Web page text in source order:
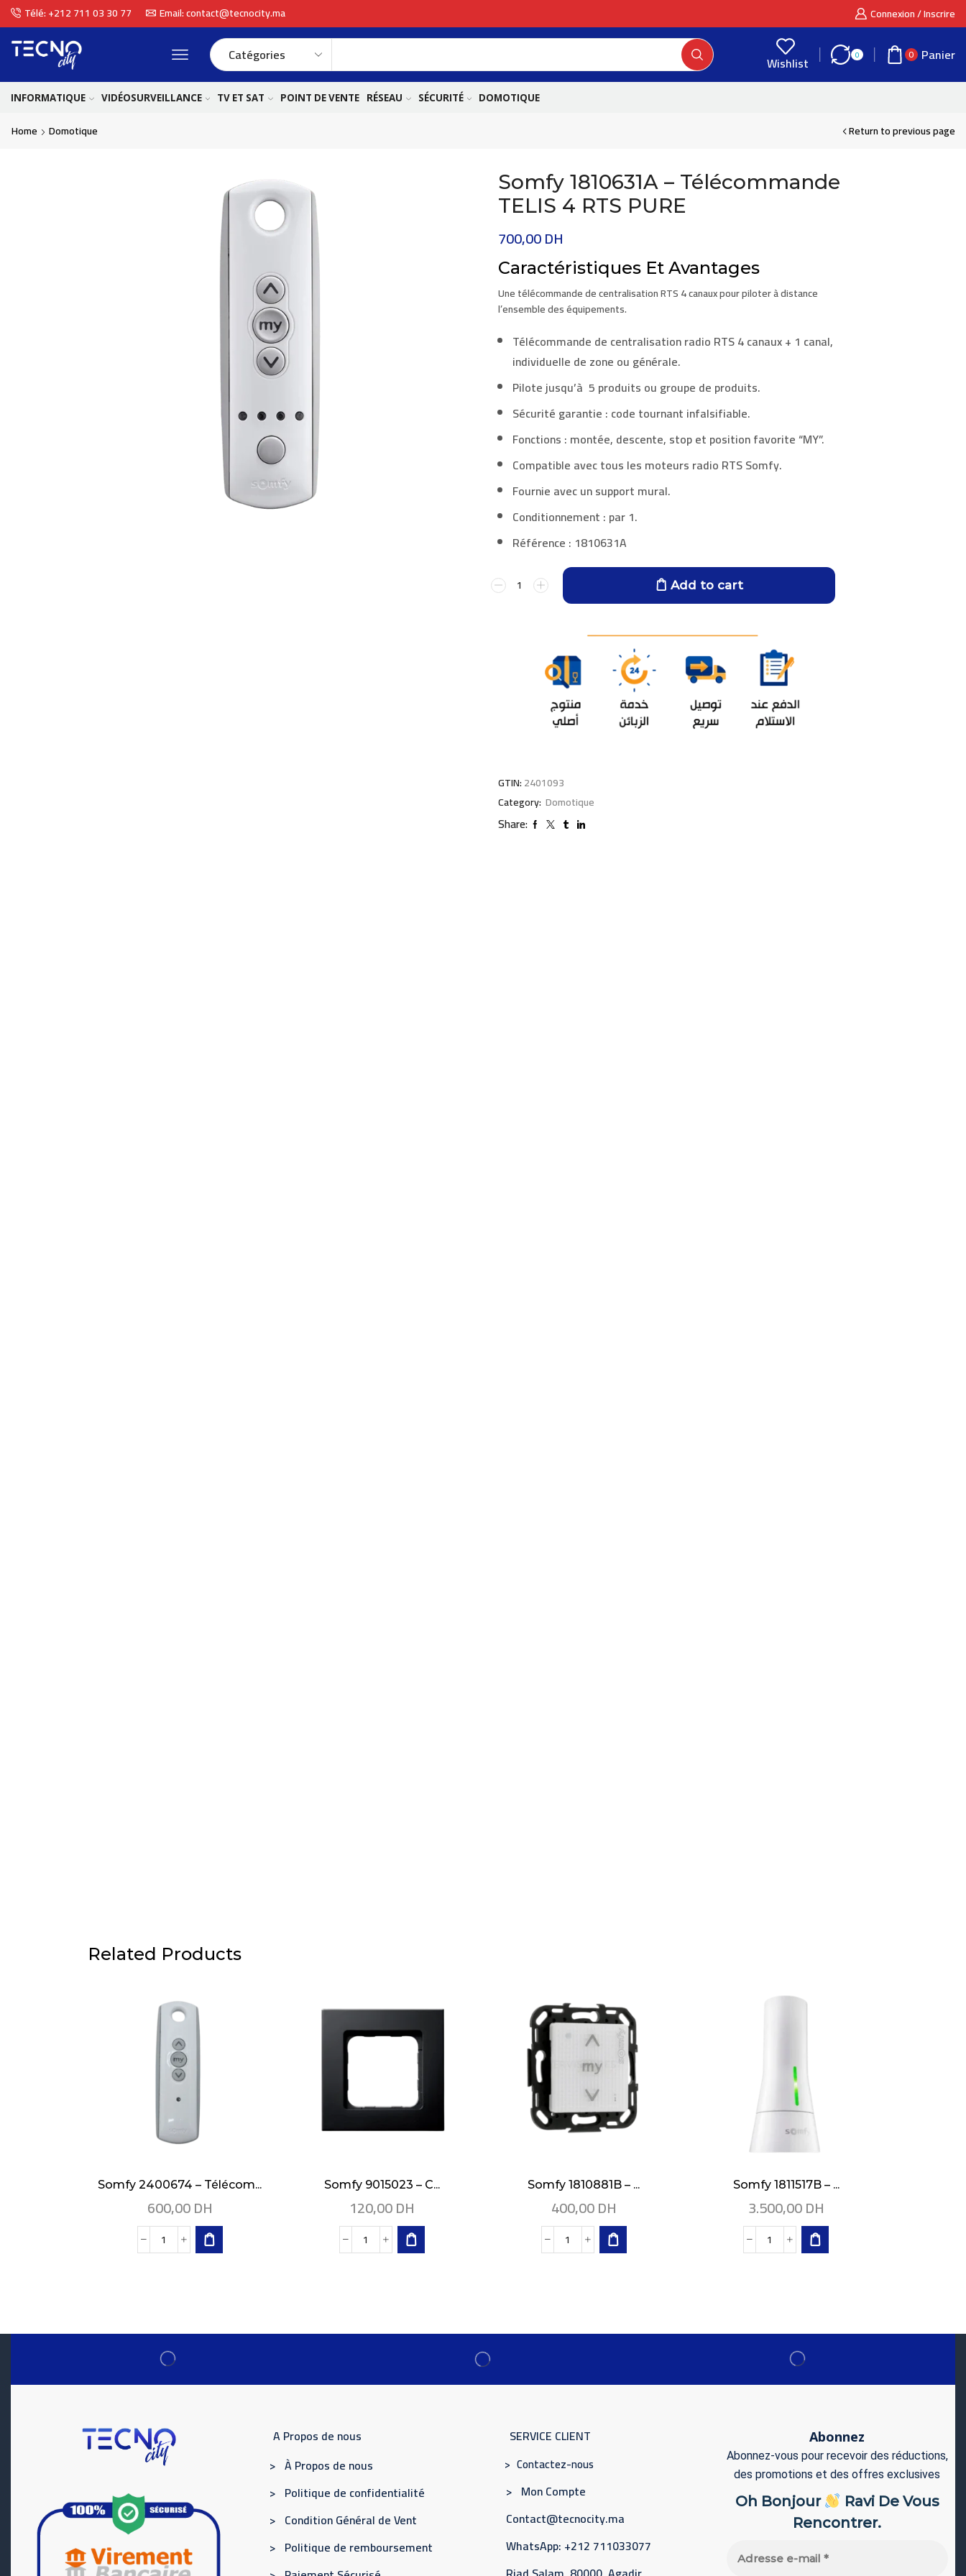
Télé: +212 711 03 30 77 Email: contact@tecnocity.ma Connexion / Inscrire
Wishlist 0 0 Panier
INFORMATIQUE VIDÉOSURVEILLANCE TV ET SAT POINT DE VENTE RÉSEAU SÉCURITÉ DOMOTIQUE
Home Domotique Return to previous page
Somfy 1810631A – Télécommande
TELIS 4 RTS PURE
700,00DH
Caractéristiques Et Avantages
Une télécommande de centralisation RTS 4 canaux pour piloter à distance
l’ensemble des équipements.
Télécommande de centralisation radio RTS 4 canaux + 1 canal,
individuelle de zone ou générale.
Pilote jusqu’à 5 produits ou groupe de produits.
Sécurité garantie : code tournant infalsifiable.
Fonctions : montée, descente, stop et position favorite “MY”.
Compatible avec tous les moteurs radio RTS Somfy.
Fournie avec un support mural.
Conditionnement : par 1.
Référence : 1810631A
Add to cart
GTIN:2401093
Category: Domotique
Share:
Related Products
Somfy 2400674 – Télécom...
600,00DH
Somfy 9015023 – C...
120,00DH
Somfy 1810881B – ...
400,00DH
Somfy 1811517B – ...
3.500,00DH
A Propos de nous
> À Propos de nous
> Politique de confidentialité
> Condition Général de Vent
> Politique de remboursement
SERVICE CLIENT
> Contactez-nous
> Mon Compte
Contact@tecnocity.ma
WhatsApp: +212 711033077
Abonnez
Abonnez-vous pour recevoir des réductions,
des promotions et des offres exclusives
Oh Bonjour
Ravi De Vous
Rencontrer.